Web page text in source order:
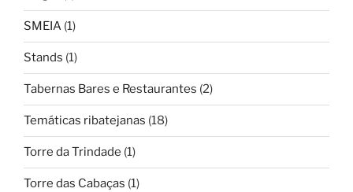
SMEIA (1)
Stands (1)
Tabernas Bares e Restaurantes (2)
Temáticas ribatejanas (18)
Torre da Trindade (1)
Torre das Cabaças (1)